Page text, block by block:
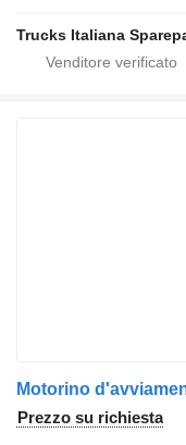
Trucks Italiana
Prezzo su richiesta